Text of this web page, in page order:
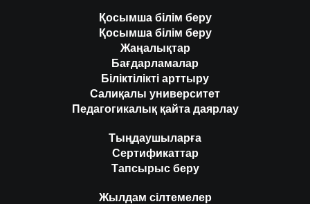
Қосымша білім беру
Қосымша білім беру
Жаңалықтар
Бағдарламалар
Біліктілікті арттыру
Салиқалы университет
Педагогикалық қайта даярлау
Тыңдаушыларға
Сертификаттар
Тапсырыс беру
Жылдам сілтемелер